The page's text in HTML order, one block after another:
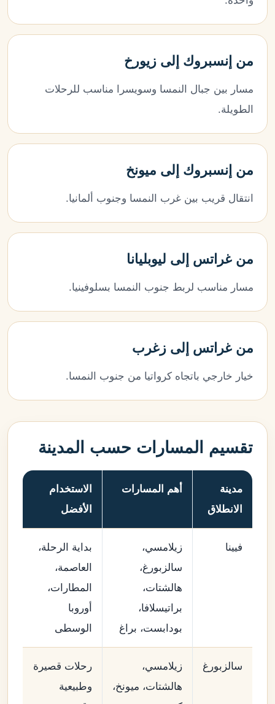
من إنسبروك إلى زيورخ
مسار بين جبال النمسا وسويسرا مناسب للرحلات
الطويلة.
من إنسبروك إلى ميونخ
انتقال قريب بين غرب النمسا وجنوب ألمانيا.
من غراتس إلى ليوبليانا
مسار مناسب لربط جنوب النمسا بسلوفينيا.
من غراتس إلى زغرب
خيار خارجي باتجاه كرواتيا من جنوب النمسا.
تقسيم المسارات حسب المدينة
مدينة
الانطلاق
أهم المسارات
الاستخدام
الأفضل
فيينا
زيلامسي،
سالزبورغ،
هالشتات،
براتيسلافا،
بودابست، براغ
بداية الرحلة،
العاصمة،
المطارات،
أوروبا
الوسطى
سالزبورغ
زيلامسي،
هالشتات، ميونخ،
رحلات قصيرة
وطبيعية